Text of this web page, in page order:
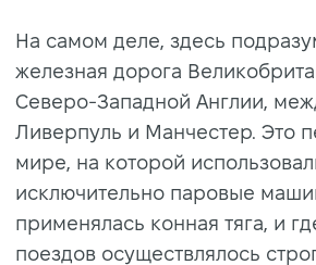
На самом деле, здесь
железная дорога
Северо-Западной Англии,
Ливерпуль и Манчестер. Это
мире, на которой
исключительно паровые
применялась конная тяга, и
поездов осуществлялось